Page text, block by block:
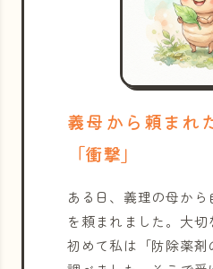
義母から頼まれ
「衝撃」
ある日、義理の母か
を頼まれました。大切
初めて私は「防除薬剤